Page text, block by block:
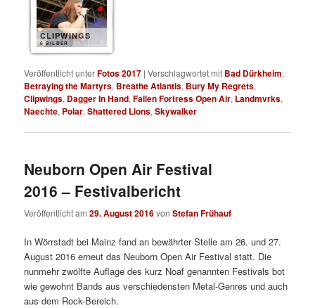
CLIPWINGS
6 BILDER
Veröffentlicht unterFotos 2017 |Verschlagwortet mit Bad Dürkheim,
Betraying the Martyrs, Breathe Atlantis, Bury My Regrets,
Clipwings, Dagger In Hand,Fallen Fortress Open Air, Landmvrks,
Naechte, Polar,Shattered Lions,Skywalker
Neuborn Open Air Festival
2016 – Festivalbericht
Veröffentlicht am29. August 2016vonStefan Frühauf
In Wörrstadt bei Mainz fand an bewährter Stelle am 26. und 27.
August 2016 erneut das Neuborn Open Air Festival statt. Die
nunmehr zwölfte Auflage des kurz Noaf genannten Festivals bot
wie gewohnt Bands aus verschiedensten Metal-Genres und auch
aus dem Rock-Bereich.